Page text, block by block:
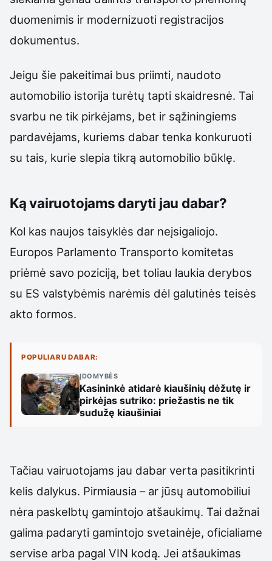
duomenimis ir modernizuoti registracijos
dokumentus.
Jeigu šie pakeitimai bus priimti, naudoto
automobilio istorija turėtų tapti skaidresnė. Tai
svarbu ne tik pirkėjams, bet ir sąžiningiems
pardavėjams, kuriems dabar tenka konkuruoti
su tais, kurie slepia tikrą automobilio būklę.
Ką vairuotojams daryti jau dabar?
Kol kas naujos taisyklės dar neįsigaliojo.
Europos Parlamento Transporto komitetas
priėmė savo poziciją, bet toliau laukia derybos
su ES valstybėmis narėmis dėl galutinės teisės
akto formos.
POPULIARU DABAR:
ĮDOMYBĖS
Kasininkė atidarė kiaušinių dėžutę ir
pirkėjas sutriko: priežastis ne tik
sudužę kiaušiniai
Tačiau vairuotojams jau dabar verta pasitikrinti
kelis dalykus. Pirmiausia – ar jūsų automobiliui
nėra paskelbtų gamintojo atšaukimų. Tai dažnai
galima padaryti gamintojo svetainėje, oficialiame
servise arba pagal VIN kodą. Jei atšaukimas